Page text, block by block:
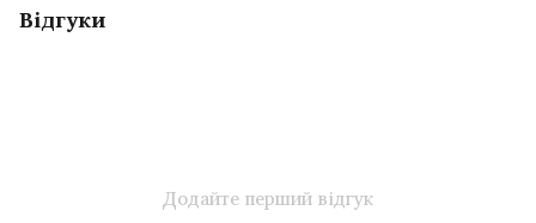
Відгуки
Додайте перший відгук